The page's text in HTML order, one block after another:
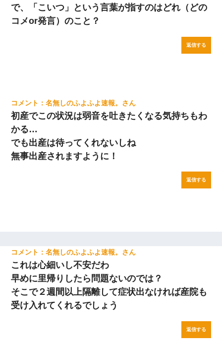
で、「こいつ」という言葉が指すのはどれ（どの
コメor発言）のこと？
返信する
名無しのふよふよ速報。
初産でこの状況は弱音を吐きたくなる気持ちもわ
かる…
でも出産は待ってくれないしね
無事出産されますように！
返信する
名無しのふよふよ速報。
これは心細いし不安だわ
早めに里帰りしたら問題ないのでは？
そこで２週間以上隔離して症状出なければ産院も
受け入れてくれるでしょう
返信する